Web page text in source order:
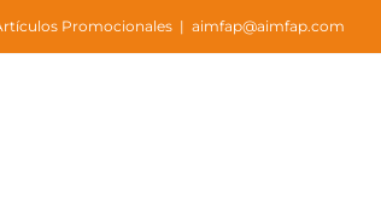
Promocionales | aimfap@aimfap.com